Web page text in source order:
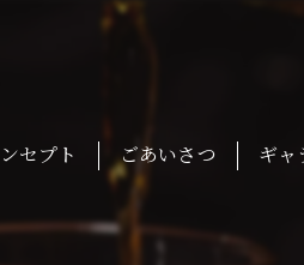
セプト ごあいさつ ギャ